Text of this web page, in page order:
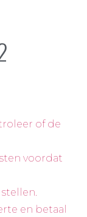
of de
voordat
en betaal